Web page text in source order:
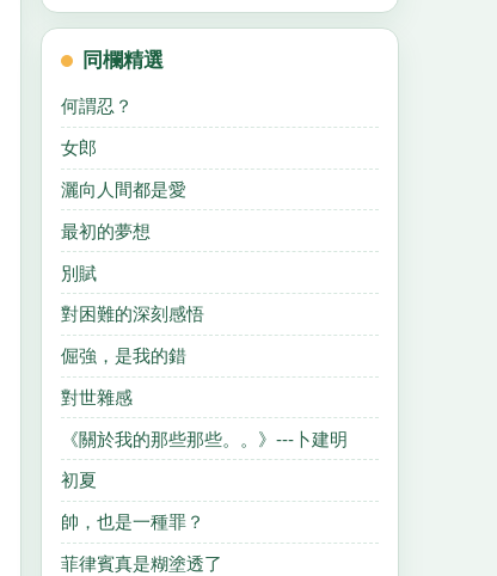
同欄精選
何謂忍？
女郎
灑向人間都是愛
最初的夢想
別賦
對困難的深刻感悟
倔強，是我的錯
對世雜感
《關於我的那些那些。。》---卜建明
初夏
帥，也是一種罪？
菲律賓真是糊塗透了